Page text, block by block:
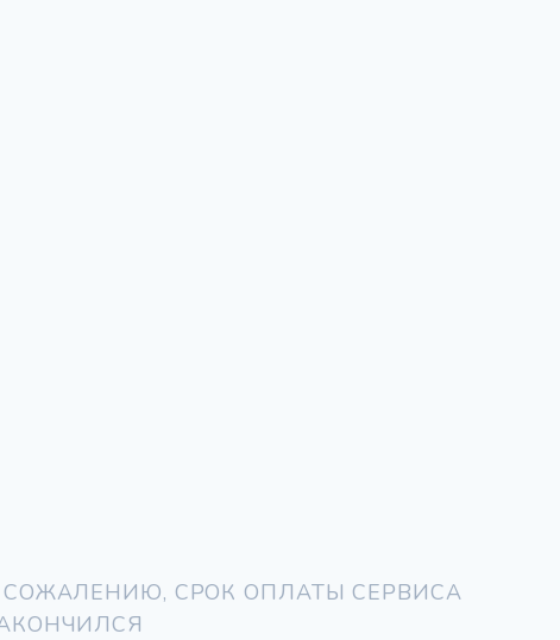
СОЖАЛЕНИЮ, СРОК ОПЛАТЫ СЕРВИСА